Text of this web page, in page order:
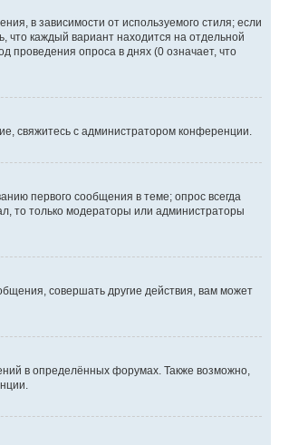
в зависимости от используемого стиля; если
что каждый вариант находится на отдельной
проведения опроса в днях (0 означает, что
свяжитесь с администратором конференции.
первого сообщения в теме; опрос всегда
то только модераторы или администраторы
совершать другие действия, вам может
в определённых форумах. Также возможно,